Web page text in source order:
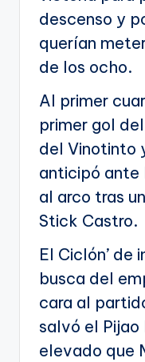
descenso y
querían
de los ocho.
Al primer
primer gol
del Vinotinto
anticipó ante
al arco tras
Stick Castro.
El Ciclón’ de
busca del
cara al
salvó el Pijao
elevado que